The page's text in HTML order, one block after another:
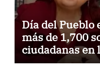
Día del Pueblo
más de 1,700
ciudadanas en